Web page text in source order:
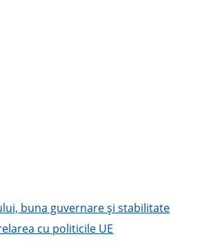
buna guvernare și stabilitate
cu politicile UE